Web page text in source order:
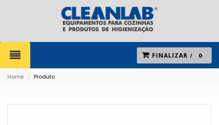
FINALIZAR 0
Home / Produto